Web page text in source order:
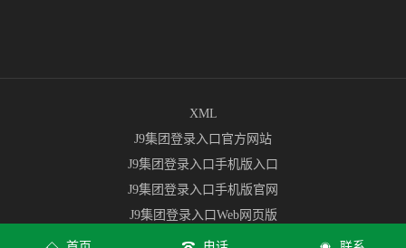
XML
J9集团登录入口官方网站
J9集团登录入口手机版入口
J9集团登录入口手机版官网
J9集团登录入口Web网页版
J9集团登录入口app下载地址